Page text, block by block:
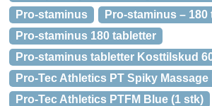
Pro-staminus
Pro-staminus – 180
Pro-staminus 180 tabletter
Pro-staminus tabletter Kosttilskud
Pro-Tec Athletics PT Spiky Massage
Pro-Tec Athletics PTFM Blue (1 stk)